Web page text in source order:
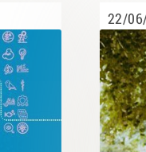
22/